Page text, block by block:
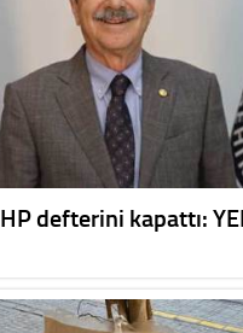
defterini kapattı: